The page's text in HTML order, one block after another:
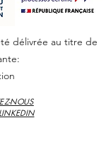
NOUS
délivrée au titre de